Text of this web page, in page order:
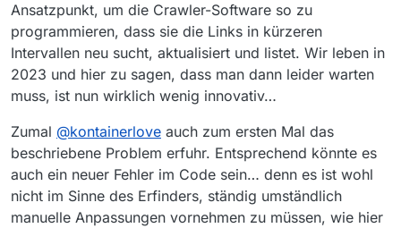
Ansatzpunkt, um die Crawler-Software so zu
programmieren, dass sie die Links in kürzeren
Intervallen neu sucht, aktualisiert und listet. Wir leben in
2023 und hier zu sagen, dass man dann leider warten
muss, ist nun wirklich wenig innovativ…
Zumal @kontainerlove auch zum ersten Mal das
beschriebene Problem erfuhr. Entsprechend könnte es
auch ein neuer Fehler im Code sein… denn es ist wohl
nicht im Sinne des Erfinders, ständig umständlich
manuelle Anpassungen vornehmen zu müssen, wie hier